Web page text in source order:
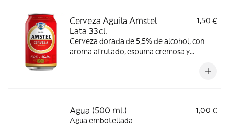
Cerveza Aguila Amstel
Lata 33cl.
1,50 €
Cerveza dorada de 5,5% de alcohol, con
aroma afrutado, espuma cremosa y
Agua (500 ml.)
1,00 €
Agua embotellada